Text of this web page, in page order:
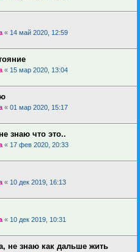
« 14 май 2020, 12:59
« 15 мар 2020, 13:04
« 01 мар 2020, 15:17
знаю что это..
« 17 фев 2020, 20:33
« 10 дек 2019, 16:13
« 10 дек 2019, 10:31
не знаю как дальше жить